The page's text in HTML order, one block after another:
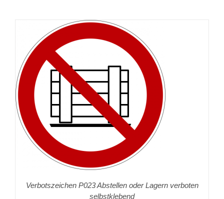
Verbotszeichen P023 Abstellen oder Lagern verboten
selbstklebend